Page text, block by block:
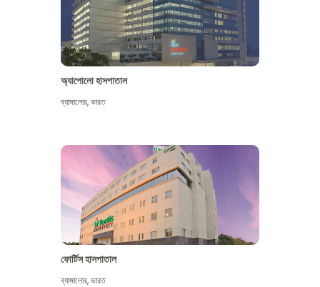
অ্যাপোলো হাসপাতাল
ব্যাঙ্গালোর,ভারত
ফোর্টিস হাসপাতাল
ব্যাঙ্গালোর,ভারত